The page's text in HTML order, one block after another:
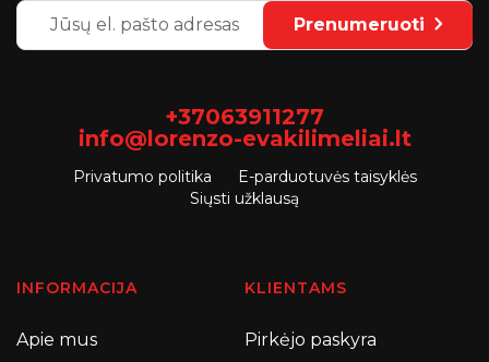
Prenumeruoti
+37063911277
info@lorenzo-evakilimeliai.lt
Privatumo politika
E-parduotuvės taisyklės
Siųsti užklausą
INFORMACIJA
Apie mus
KLIENTAMS
Pirkėjo paskyra